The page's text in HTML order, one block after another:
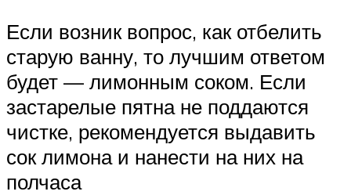
Если возник вопрос, как отбелить
старую ванну, то лучшим ответом
будет — лимонным соком. Если
застарелые пятна не поддаются
чистке, рекомендуется выдавить
сок лимона и нанести на них на
полчаса